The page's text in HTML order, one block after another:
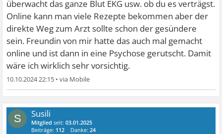
überwacht das ganze Blut EKG usw. ob du es verträgst.
Online kann man viele Rezepte bekommen aber der
direkte Weg zum Arzt sollte schon der gesündere
sein. Freundin von mir hatte das auch mal gemacht
online und ist dann in eine Psychose gerutscht. Damit
wäre ich wirklich sehr vorsichtig.
10.10.2024 22:15 •
S Susili
Mitglied seit:03.01.2025
Beiträge: 112 Danke:24